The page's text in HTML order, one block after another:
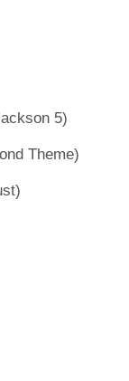
5)
Theme)